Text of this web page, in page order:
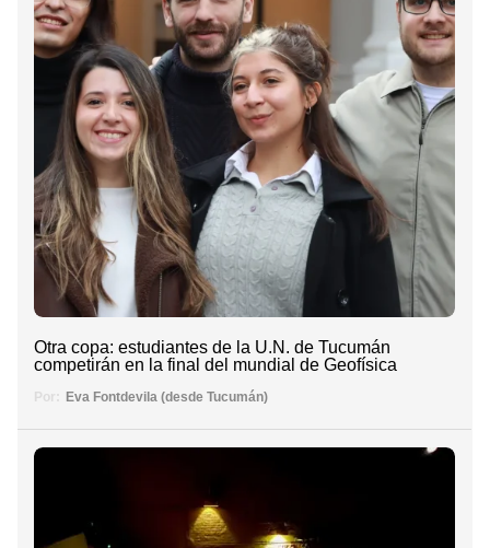
Otra copa: estudiantes de la U.N. de Tucumán
competirán en la final del mundial de Geofísica
Por: Eva Fontdevila (desde Tucumán)